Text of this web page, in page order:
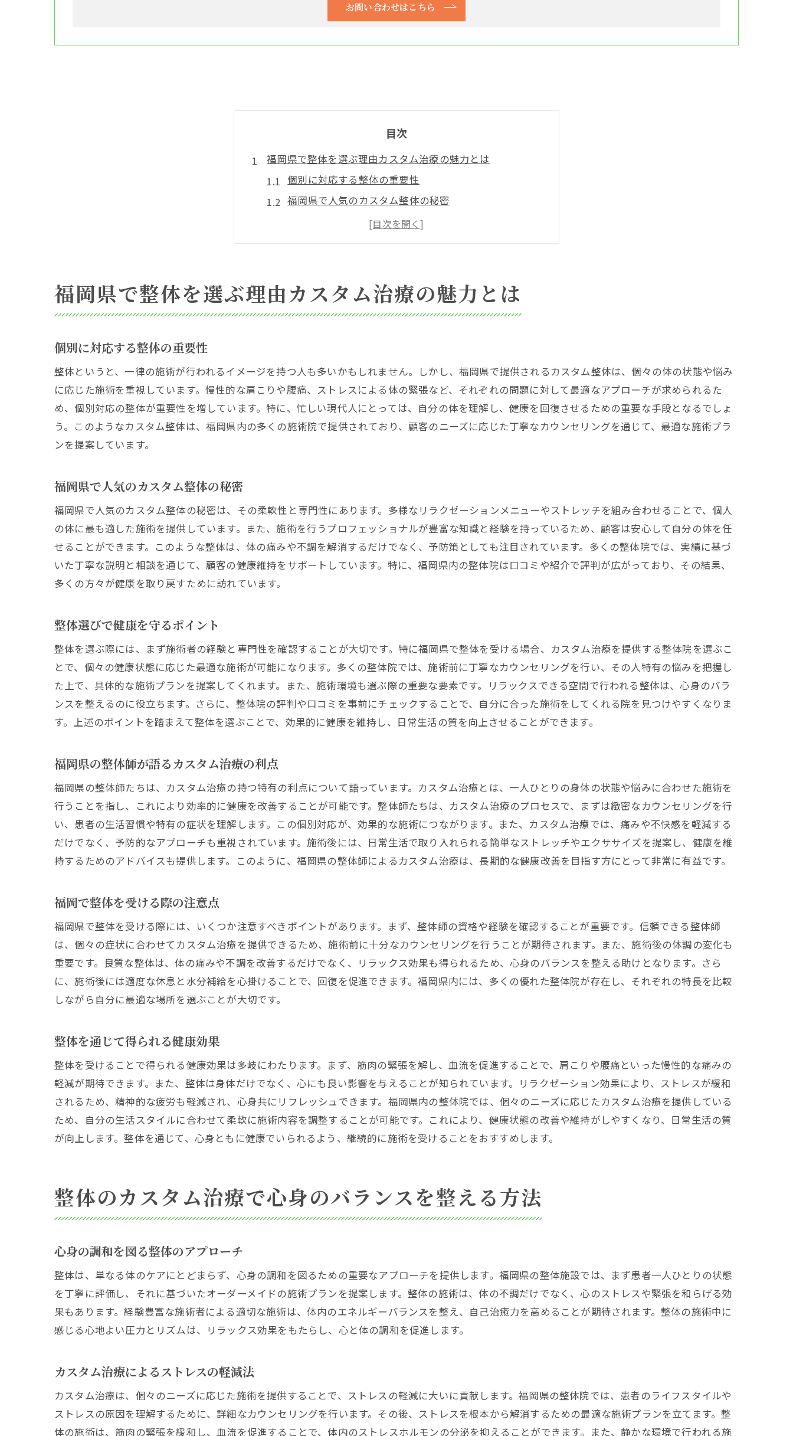
お問い合わせはこちら
目次
福岡県で整体を選ぶ理由カスタム治療の魅力とは
個別に対応する整体の重要性
福岡県で人気のカスタム整体の秘密
整体選びで健康を守るポイント
福岡県の整体師が語るカスタム治療の利点
整体を通じて得られる健康効果
整体のカスタム治療で心身のバランスを整える方法
整体で快適な生活を送るための秘訣
福岡での整体施術が導く心と体の健康
整体による効果的なリラクゼーション方法
健康維持に役立つ整体のカスタム治療
整体の効果を最大化するための選び方
福岡県での整体体験記
整体での新しい発見とその感動
整体のカスタム施術で得る健康の変化
カスタム治療の整体を受けるメリットとその効果
福岡県でのカスタム整体とその効果
整体と健康の関係を深く知る
カスタム治療がもたらす長期的な健康改善
整体の施術で得る心身のリラクゼーション
健康維持に役立つ整体の新たな視点
整体を通じて得られる心身のバランス
福岡の整体体験で健康を取り戻す
整体の施術が導く健康生活の始まり
カスタム治療で日常の疲れを効果的にケア
整体を使ったリラックスのテクニック
心地よい整体での癒しの時間
福岡県での整体施術がもたらす日常の変化
整体のカスタム治療による痛みの緩和
慢性的な痛みと整体の関係を解明
整体施術が痛みに与える積極的な影響
福岡県での整体体験がもたらす痛みの改善
専門家による整体のカスタム治療の選び方
整体の専門家が教える健康の秘訣
あなたに最適な整体カスタム治療を見つける方法
福岡県で整体を選ぶ理由カスタム治療の魅力とは
個別に対応する整体の重要性
整体というと、一律の施術が行われるイメージを持つ人も多いかもしれません。しかし、福岡県で提供されるカスタム整体は、個々の体の状態や悩み
に応じた施術を重視しています。慢性的な肩こりや腰痛、ストレスによる体の緊張など、それぞれの問題に対して最適なアプローチが求められるた
め、個別対応の整体が重要性を増しています。特に、忙しい現代人にとっては、自分の体を理解し、健康を回復させるための重要な手段となるでしょ
う。このようなカスタム整体は、福岡県内の多くの施術院で提供されており、顧客のニーズに応じた丁寧なカウンセリングを通じて、最適な施術プラ
ンを提案しています。
福岡県で人気のカスタム整体の秘密
福岡県で人気のカスタム整体の秘密は、その柔軟性と専門性にあります。多様なリラクゼーションメニューやストレッチを組み合わせることで、個人
の体に最も適した施術を提供しています。また、施術を行うプロフェッショナルが豊富な知識と経験を持っているため、顧客は安心して自分の体を任
せることができます。このような整体は、体の痛みや不調を解消するだけでなく、予防策としても注目されています。多くの整体院では、実績に基づ
いた丁寧な説明と相談を通じて、顧客の健康維持をサポートしています。特に、福岡県内の整体院は口コミや紹介で評判が広がっており、その結果、
多くの方々が健康を取り戻すために訪れています。
整体選びで健康を守るポイント
整体を選ぶ際には、まず施術者の経験と専門性を確認することが大切です。特に福岡県で整体を受ける場合、カスタム治療を提供する整体院を選ぶこ
とで、個々の健康状態に応じた最適な施術が可能になります。多くの整体院では、施術前に丁寧なカウンセリングを行い、その人特有の悩みを把握し
た上で、具体的な施術プランを提案してくれます。また、施術環境も選ぶ際の重要な要素です。リラックスできる空間で行われる整体は、心身のバラ
ンスを整えるのに役立ちます。さらに、整体院の評判や口コミを事前にチェックすることで、自分に合った施術をしてくれる院を見つけやすくなりま
す。上述のポイントを踏まえて整体を選ぶことで、効果的に健康を維持し、日常生活の質を向上させることができます。
福岡県の整体師が語るカスタム治療の利点
福岡県の整体師たちは、カスタム治療の持つ特有の利点について語っています。カスタム治療とは、一人ひとりの身体の状態や悩みに合わせた施術を
行うことを指し、これにより効率的に健康を改善することが可能です。整体師たちは、カスタム治療のプロセスで、まずは緻密なカウンセリングを行
い、患者の生活習慣や特有の症状を理解します。この個別対応が、効果的な施術につながります。また、カスタム治療では、痛みや不快感を軽減する
だけでなく、予防的なアプローチも重視されています。施術後には、日常生活で取り入れられる簡単なストレッチやエクササイズを提案し、健康を維
持するためのアドバイスも提供します。このように、福岡県の整体師によるカスタム治療は、長期的な健康改善を目指す方にとって非常に有益です。
福岡で整体を受ける際の注意点
福岡県で整体を受ける際には、いくつか注意すべきポイントがあります。まず、整体師の資格や経験を確認することが重要です。信頼できる整体師
は、個々の症状に合わせてカスタム治療を提供できるため、施術前に十分なカウンセリングを行うことが期待されます。また、施術後の体調の変化も
重要です。良質な整体は、体の痛みや不調を改善するだけでなく、リラックス効果も得られるため、心身のバランスを整える助けとなります。さら
に、施術後には適度な休息と水分補給を心掛けることで、回復を促進できます。福岡県内には、多くの優れた整体院が存在し、それぞれの特長を比較
しながら自分に最適な場所を選ぶことが大切です。
整体を通じて得られる健康効果
整体を受けることで得られる健康効果は多岐にわたります。まず、筋肉の緊張を解し、血流を促進することで、肩こりや腰痛といった慢性的な痛みの
軽減が期待できます。また、整体は身体だけでなく、心にも良い影響を与えることが知られています。リラクゼーション効果により、ストレスが緩和
されるため、精神的な疲労も軽減され、心身共にリフレッシュできます。福岡県内の整体院では、個々のニーズに応じたカスタム治療を提供している
ため、自分の生活スタイルに合わせて柔軟に施術内容を調整することが可能です。これにより、健康状態の改善や維持がしやすくなり、日常生活の質
が向上します。整体を通じて、心身ともに健康でいられるよう、継続的に施術を受けることをおすすめします。
整体のカスタム治療で心身のバランスを整える方法
心身の調和を図る整体のアプローチ
整体は、単なる体のケアにとどまらず、心身の調和を図るための重要なアプローチを提供します。福岡県の整体施設では、まず患者一人ひとりの状態
を丁寧に評価し、それに基づいたオーダーメイドの施術プランを提案します。整体の施術は、体の不調だけでなく、心のストレスや緊張を和らげる効
果もあります。経験豊富な施術者による適切な施術は、体内のエネルギーバランスを整え、自己治癒力を高めることが期待されます。整体の施術中に
感じる心地よい圧力とリズムは、リラックス効果をもたらし、心と体の調和を促進します。
カスタム治療によるストレスの軽減法
カスタム治療は、個々のニーズに応じた施術を提供することで、ストレスの軽減に大いに貢献します。福岡県の整体院では、患者のライフスタイルや
ストレスの原因を理解するために、詳細なカウンセリングを行います。その後、ストレスを根本から解消するための最適な施術プランを立てます。整
体の施術は、筋肉の緊張を緩和し、血流を促進することで、体内のストレスホルモンの分泌を抑えることができます。また、静かな環境で行われる施